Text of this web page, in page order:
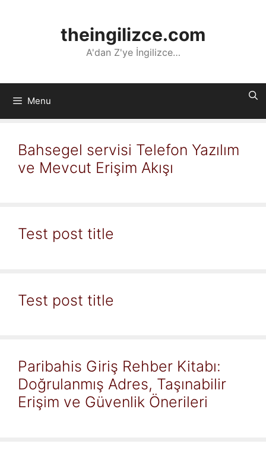
theingilizce.com
A'dan Z'ye İngilizce…
Menu
Bahsegel servisi Telefon Yazılım
ve Mevcut Erişim Akışı
Test post title
Test post title
Paribahis Giriş Rehber Kitabı:
Doğrulanmış Adres, Taşınabilir
Erişim ve Güvenlik Önerileri